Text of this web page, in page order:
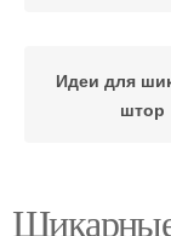
Идеи для
штор
Ткани для